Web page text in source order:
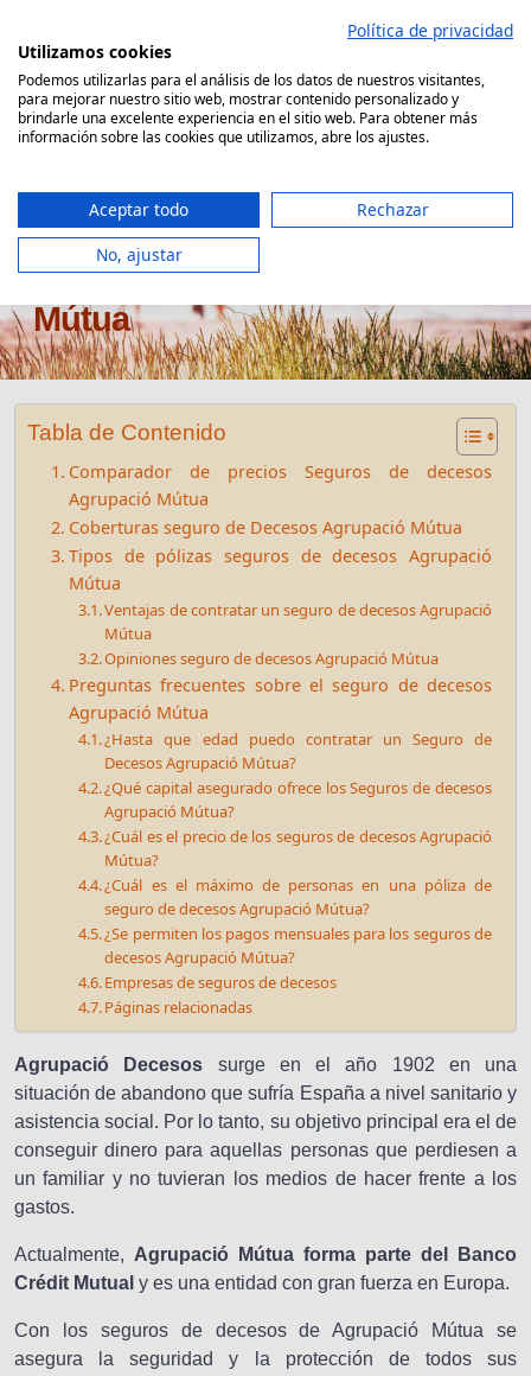
contenido
Comparador Seguro Decesos
Seguro de decesos Agrupació
Mútua
Tabla de Contenido
Comparador de precios Seguros de decesos
Agrupació Mútua
Coberturas seguro de Decesos Agrupació Mútua
Tipos de pólizas seguros de decesos Agrupació
Mútua
Ventajas de contratar un seguro de decesos Agrupació
Mútua
Opiniones seguro de decesos Agrupació Mútua
Preguntas frecuentes sobre el seguro de decesos
Agrupació Mútua
¿Hasta que edad puedo contratar un Seguro de
Decesos Agrupació Mútua?
¿Qué capital asegurado ofrece los Seguros de decesos
Agrupació Mútua?
¿Cuál es el precio de los seguros de decesos Agrupació
Mútua?
¿Cuál es el máximo de personas en una póliza de
seguro de decesos Agrupació Mútua?
¿Se permiten los pagos mensuales para los seguros de
decesos Agrupació Mútua?
Empresas de seguros de decesos
Páginas relacionadas
Agrupació Decesos surge en el año 1902 en una
situación de abandono que sufría España a nivel sanitario y
asistencia social. Por lo tanto, su objetivo principal era el de
conseguir dinero para aquellas personas que perdiesen a
un familiar y no tuvieran los medios de hacer frente a los
gastos.
Actualmente, Agrupació Mútua forma parte del Banco
Crédit Mutual y es una entidad con gran fuerza en Europa.
Con los seguros de decesos de Agrupació Mútua se
asegura la seguridad y la protección de todos sus
Política de privacidad
Utilizamos cookies
Podemos utilizarlas para el análisis de los datos de nuestros visitantes,
para mejorar nuestro sitio web, mostrar contenido personalizado y
brindarle una excelente experiencia en el sitio web. Para obtener más
información sobre las cookies que utilizamos, abre los ajustes.
Aceptar todo
Rechazar
No, ajustar